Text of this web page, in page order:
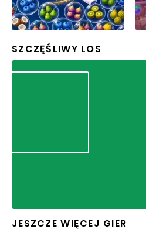
SZCZĘŚLIWY LOS
JESZCZE WIĘCEJ GIER